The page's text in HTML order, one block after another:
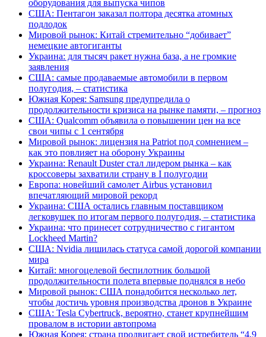
оборудования для выпуска чипов
США: Пентагон заказал полтора десятка атомных
подлодок
Мировой рынок: Китай стремительно “добивает”
немецкие автогиганты
Украина: для тысяч ракет нужна база, а не громкие
заявления
США: самые продаваемые автомобили в первом
полугодия, – статистика
Южная Корея: Samsung предупредила о
продолжительности кризиса на рынке памяти, – прогноз
США: Qualcomm объявила о повышении цен на все
свои чипы с 1 сентября
Мировой рынок: лицензия на Patriot под сомнением –
как это повлияет на оборону Украины
Украина: Renault Duster стал лидером рынка – как
кроссоверы захватили страну в I полугодии
Европа: новейший самолет Airbus установил
впечатляющий мировой рекорд
Украина: США остались главным поставщиком
легковушек по итогам первого полугодия, – статистика
Украина: что принесет сотрудничество с гигантом
Lockheed Martin?
США: Nvidia лишилась статуса самой дорогой компании
мира
Китай: многоцелевой беспилотник большой
продолжительности полета впервые поднялся в небо
Мировой рынок: США понадобится несколько лет,
чтобы достичь уровня производства дронов в Украине
США: Tesla Cybertruck, вероятно, станет крупнейшим
провалом в истории автопрома
Южная Корея: страна продвигает свой истребитель “4,9